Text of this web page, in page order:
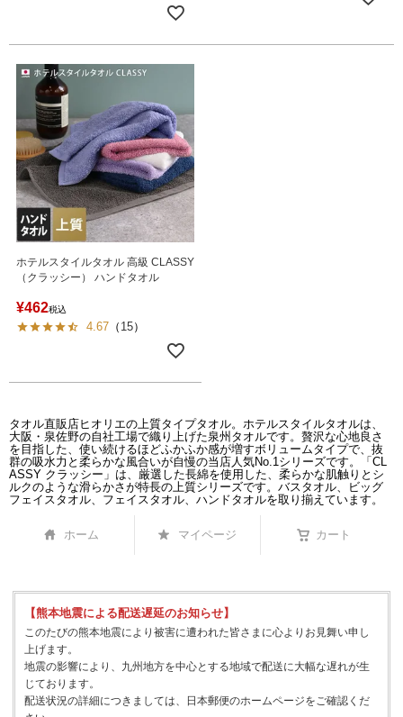
ホテルスタイルタオル 高級 CLASSY
（クラッシー） ハンドタオル
¥462税込
4.67 （ 15）
タオル直販店ヒオリエの上質タイプタオル。ホテルスタイルタオルは、
大阪・泉佐野の自社工場で織り上げた泉州タオルです。贅沢な心地良さ
を目指した、使い続けるほどふかふか感が増すボリュームタイプで、抜
群の吸水力と柔らかな風合いが自慢の当店人気No.1シリーズです。「CL
ASSY クラッシー」は、厳選した長綿を使用した、柔らかな肌触りとシ
ルクのような滑らかさが特長の上質シリーズです。バスタオル、ビッグ
フェイスタオル、フェイスタオル、ハンドタオルを取り揃えています。
ホーム マイページ カート
【熊本地震による配送遅延のお知らせ】
このたびの熊本地震により被害に遭われた皆さまに心よりお見舞い申し
上げます。
地震の影響により、九州地方を中心とする地域で配送に大幅な遅れが生
じております。
配送状況の詳細につきましては、日本郵便のホームページをご確認くだ